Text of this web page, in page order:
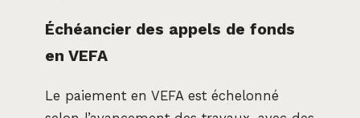
Échéancier des appels de fonds
en VEFA
Le paiement en VEFA est échelonné